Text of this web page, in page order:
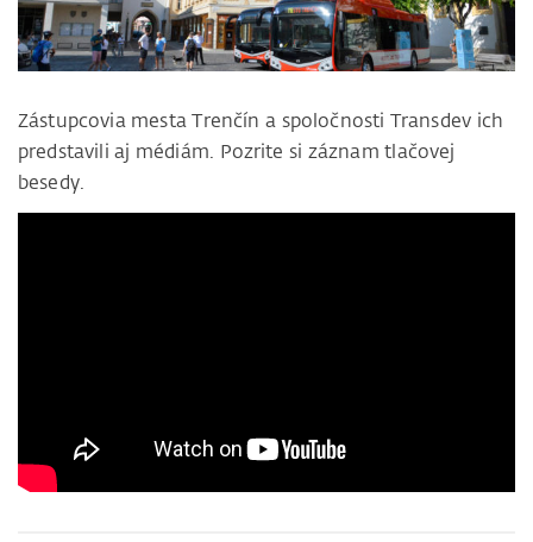
Zástupcovia mesta Trenčín a spoločnosti Transdev ich
predstavili aj médiám. Pozrite si záznam tlačovej
besedy.